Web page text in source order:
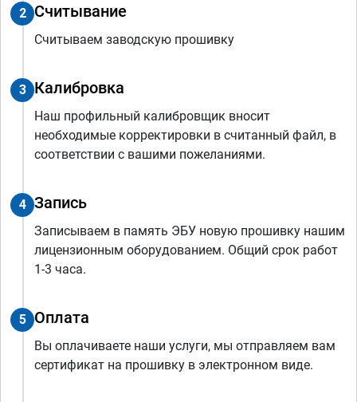
2 Считывание
Считываем заводскую прошивку
3 Калибровка
Наш профильный калибровщик вносит
необходимые корректировки в считанный файл, в
соответствии с вашими пожеланиями.
4 Запись
Записываем в память ЭБУ новую прошивку нашим
лицензионным оборудованием. Общий срок работ
1-3 часа.
5 Оплата
Вы оплачиваете наши услуги, мы отправляем вам
сертификат на прошивку в электронном виде.